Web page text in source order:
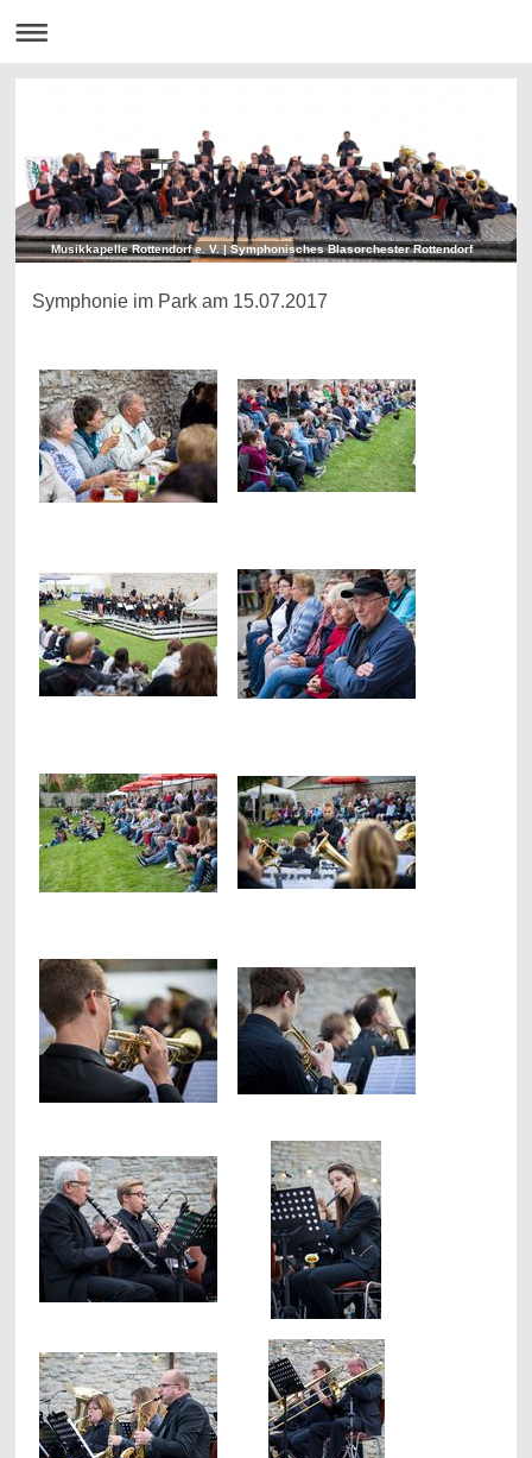
Musikkapelle Rottendorf e. V. | Symphonisches Blasorchester Rottendorf
Symphonie im Park am 15.07.2017